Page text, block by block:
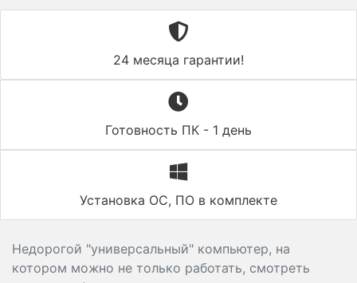
24 месяца гарантии!
Готовность ПК - 1 день
Установка ОС, ПО в комплекте
Недорогой "универсальный" компьютер, на
котором можно не только работать, смотреть